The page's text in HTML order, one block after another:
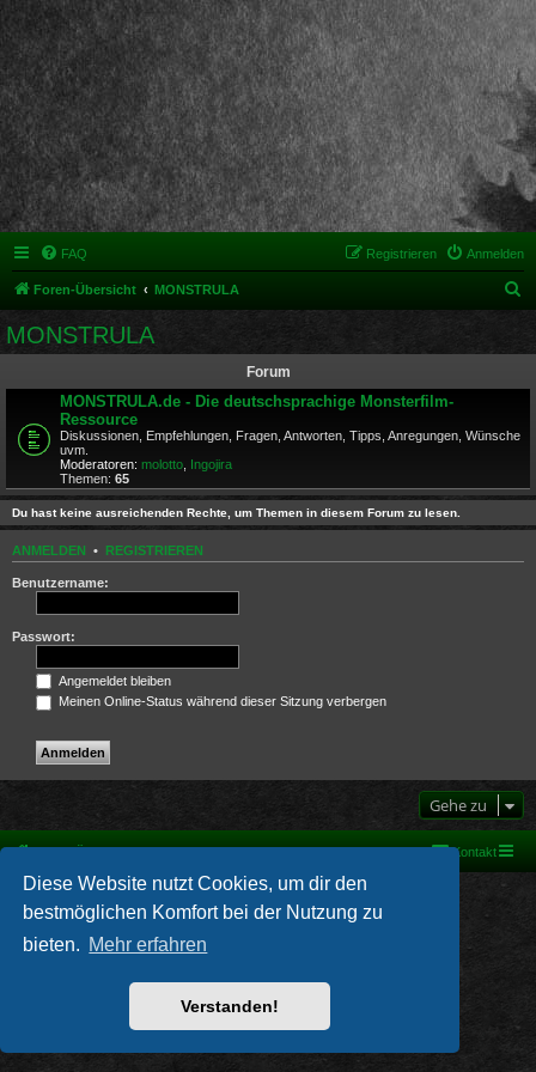
Diese Website nutzt Cookies, um dir den
bestmöglichen Komfort bei der Nutzung zu
bieten. Mehr erfahren
Verstanden!
FAQ Anmelden
Registrieren
Foren-Übersicht MONSTRULA
MONSTRULA
Forum
MONSTRULA.de - Die deutschsprachige Monsterfilm-
Ressource
Diskussionen, Empfehlungen, Fragen, Antworten, Tipps, Anregungen, Wünsche
uvm.
Moderatoren: molotto Ingojira
Themen: 65
Du hast keine ausreichenden Rechte, um Themen in diesem Forum zu lesen.
ANMELDEN • REGISTRIEREN
Benutzername:
Passwort:
Angemeldet bleiben
Meinen Online-Status während dieser Sitzung verbergen
Gehe zu
Foren-Übersicht Kontakt
Powered byphpBB® Forum Software © phpBB Limited
Deutsche Übersetzung durchphpBB.de